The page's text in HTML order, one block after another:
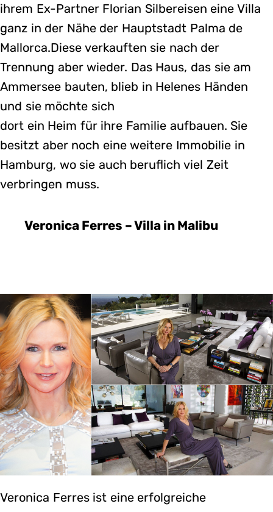
ihrem Ex-Partner Florian Silbereisen eine Villa
ganz in der Nähe der Hauptstadt Palma de
Mallorca.Diese verkauften sie nach der
Trennung aber wieder. Das Haus, das sie am
Ammersee bauten, blieb in Helenes Händen
und sie möchte sich
dort ein Heim für ihre Familie aufbauen. Sie
besitzt aber noch eine weitere Immobilie in
Hamburg, wo sie auch beruflich viel Zeit
verbringen muss.
Veronica Ferres – Villa in Malibu
Veronica Ferres ist eine erfolgreiche